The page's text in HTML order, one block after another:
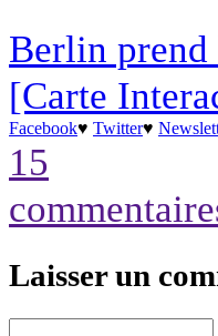
Berlin prend
[Carte
Facebook♥ Twitter♥
15
Laisser un